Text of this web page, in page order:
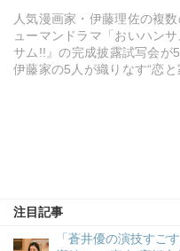
人気漫画家・伊藤理佐の複
ューマンドラマ「おいハン
サム!!』の完成披露試写会が
伊藤家の5人が織りなす“恋と
注目記事
「蒼井優の演技すご